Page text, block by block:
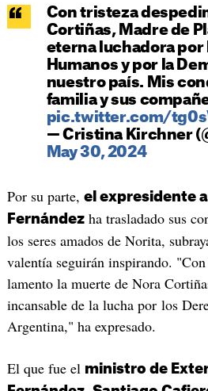
Con tristeza
Cortiñas, Madre de
eterna luchadora por
Humanos y por la
nuestro país. Mis
familia y sus
pic.twitter.com/
— Cristina Kirchner
May 30, 2024
Por su parte, el expresidente
Fernándezha trasladado sus
los seres amados de Norita,
valentía seguirán inspirando.
lamento la muerte de Nora
incansable de la lucha por los
Argentina," ha expresado.
El que fue el ministro de